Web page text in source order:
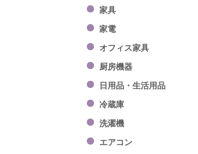
家具
家電
オフィス家具
厨房機器
日用品・生活用品
冷蔵庫
洗濯機
エアコン